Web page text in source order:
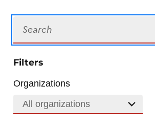
Filters
Organizations
All organizations